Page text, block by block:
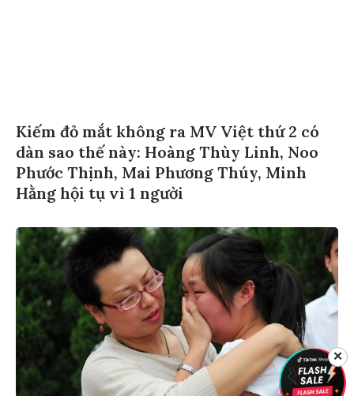
Kiếm đỏ mắt không ra MV Việt thứ 2 có
dàn sao thế này: Hoàng Thùy Linh, Noo
Phước Thịnh, Mai Phương Thúy, Minh
Hằng hội tụ vì 1 người
✕